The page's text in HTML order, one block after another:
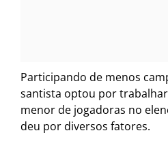
Participando de menos
santista optou por
menor de jogadoras no
deu por diversos fatores.